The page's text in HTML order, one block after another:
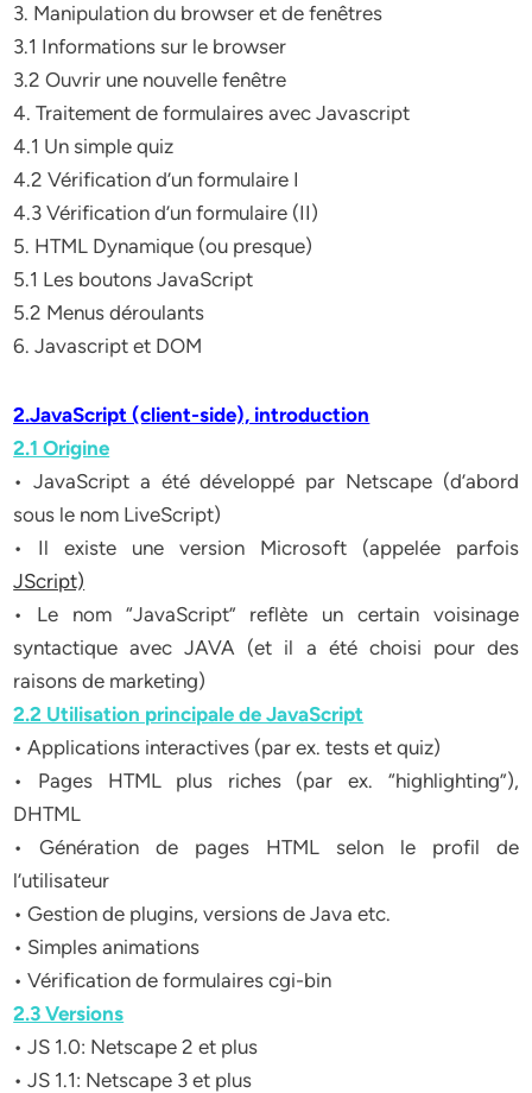
3. Manipulation du browser et de fenêtres
3.1 Informations sur le browser
3.2 Ouvrir une nouvelle fenêtre
4. Traitement de formulaires avec Javascript
4.1 Un simple quiz
4.2 Vérification d’un formulaire I
4.3 Vérification d’un formulaire (II)
5. HTML Dynamique (ou presque)
5.1 Les boutons JavaScript
5.2 Menus déroulants
6. Javascript et DOM
2.JavaScript (client-side), introduction
2.1 Origine
• JavaScript a été développé par Netscape (d’abord
sous le nom LiveScript)
• Il existe une version Microsoft (appelée parfois
JScript)
• Le nom “JavaScript” reflète un certain voisinage
syntactique avec JAVA (et il a été choisi pour des
raisons de marketing)
2.2 Utilisation principale de JavaScript
• Applications interactives (par ex. tests et quiz)
• Pages HTML plus riches (par ex. “highlighting”),
DHTML
• Génération de pages HTML selon le profil de
l’utilisateur
• Gestion de plugins, versions de Java etc.
• Simples animations
• Vérification de formulaires cgi-bin
2.3 Versions
• JS 1.0: Netscape 2 et plus
• JS 1.1: Netscape 3 et plus